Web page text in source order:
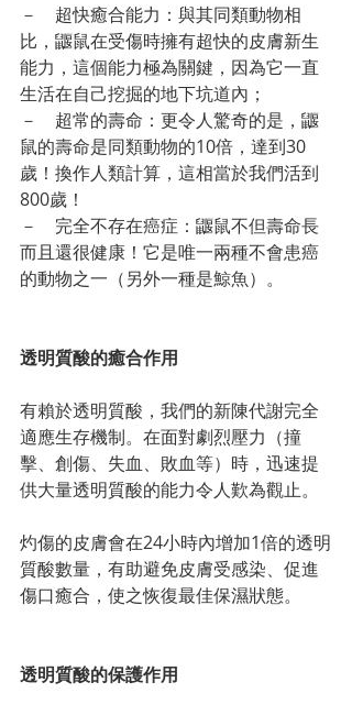
－    超快癒合能力：與其同類動物相
比，鼴鼠在受傷時擁有超快的皮膚新生
能力，這個能力極為關鍵，因為它一直
生活在自己挖掘的地下坑道內；
－    超常的壽命：更令人驚奇的是，鼴
鼠的壽命是同類動物的10倍，達到30
歲！換作人類計算，這相當於我們活到
800歲！
－    完全不存在癌症：鼴鼠不但壽命長
而且還很健康！它是唯一兩種不會患癌
的動物之一（另外一種是鯨魚）。
透明質酸的癒合作用
有賴於透明質酸，我們的新陳代謝完全
適應生存機制。在面對劇烈壓力（撞
擊、創傷、失血、敗血等）時，迅速提
供大量透明質酸的能力令人歎為觀止。
灼傷的皮膚會在24小時內增加1倍的透明
質酸數量，有助避免皮膚受感染、促進
傷口癒合，使之恢復最佳保濕狀態。
透明質酸的保護作用